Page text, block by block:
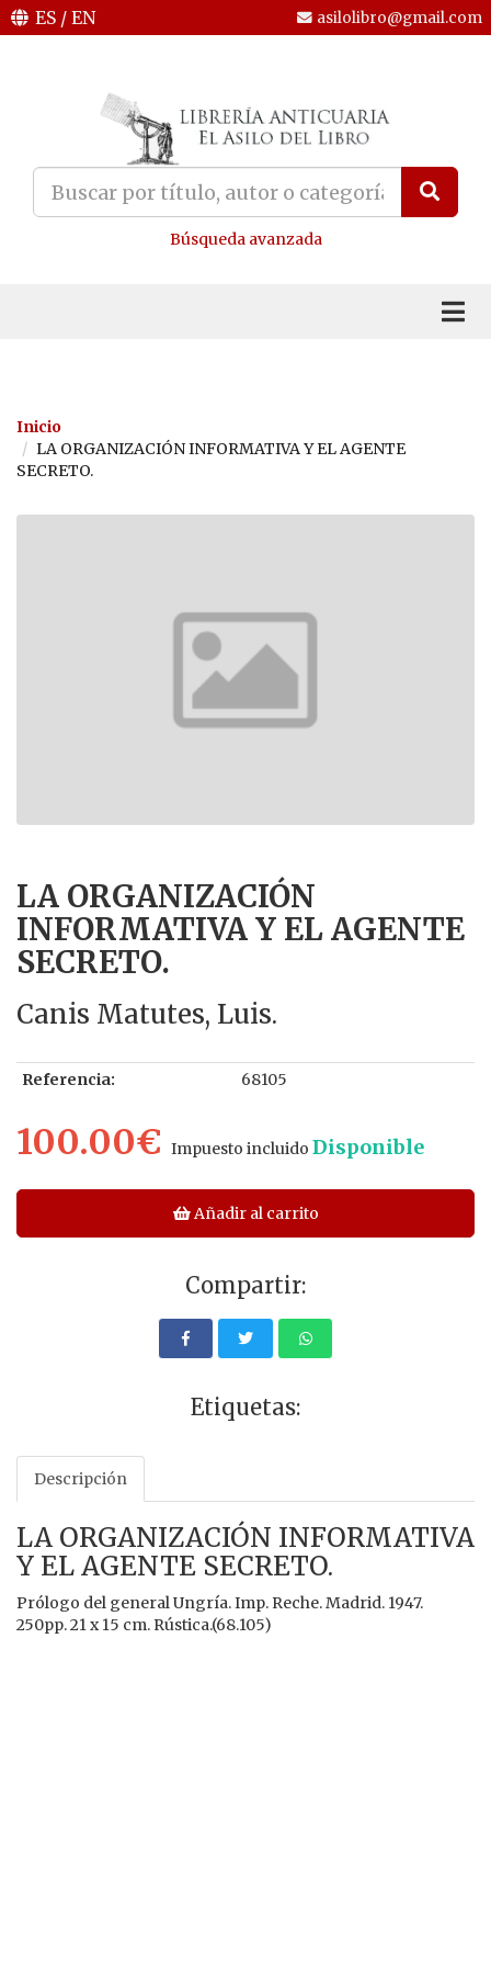
ES / EN asilolibro@gmail.com
Búsqueda avanzada
Inicio
LA ORGANIZACIÓN INFORMATIVA Y EL AGENTE
SECRETO.
LA ORGANIZACIÓN
INFORMATIVA Y EL AGENTE
SECRETO.
Canis Matutes, Luis.
Referencia: 68105
100.00€ Impuesto incluido Disponible
Añadir al carrito
Compartir:
Etiquetas:
Descripción
LA ORGANIZACIÓN INFORMATIVA
Y EL AGENTE SECRETO.
Prólogo del general Ungría. Imp. Reche. Madrid. 1947.
250pp. 21 x 15 cm. Rústica.(68.105)